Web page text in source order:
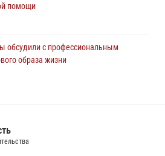
помощи
обсудили с профессиональным
образа жизни